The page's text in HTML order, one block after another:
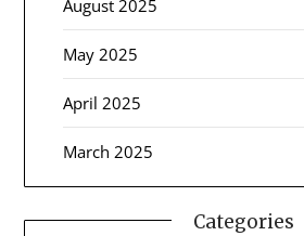
August 2025
May 2025
April 2025
March 2025
Categories